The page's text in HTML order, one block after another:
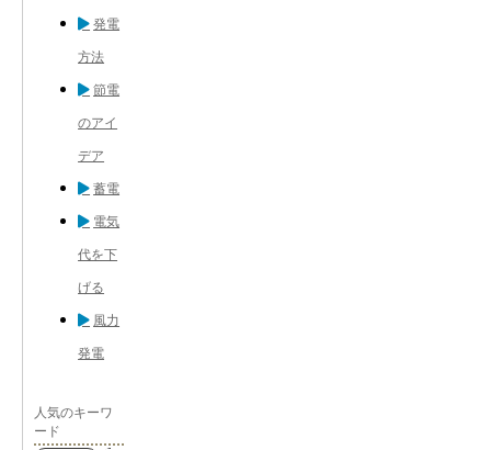
発電
方法
節電
のアイ
デア
蓄電
電気
代を下
げる
風力
発電
人気のキーワ
ード